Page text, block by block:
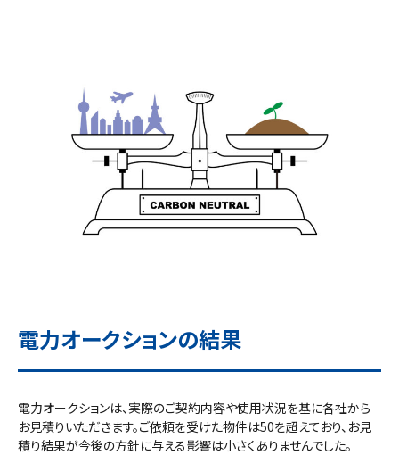
電力オークションの結果
電力オークションは、実際のご契約内容や使用状況を基に各社から
お見積りいただきます。ご依頼を受けた物件は50を超えており、お見
積り結果が今後の方針に与える影響は小さくありませんでした。